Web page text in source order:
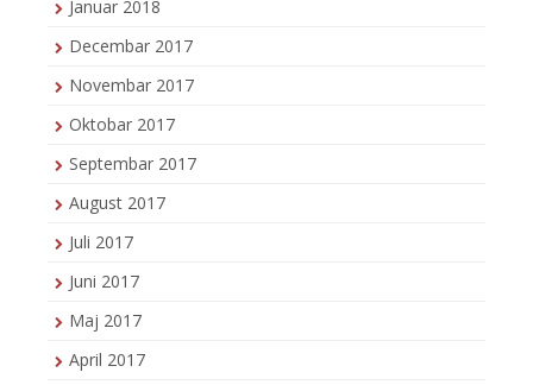
Januar 2018
Decembar 2017
Novembar 2017
Oktobar 2017
Septembar 2017
August 2017
Juli 2017
Juni 2017
Maj 2017
April 2017